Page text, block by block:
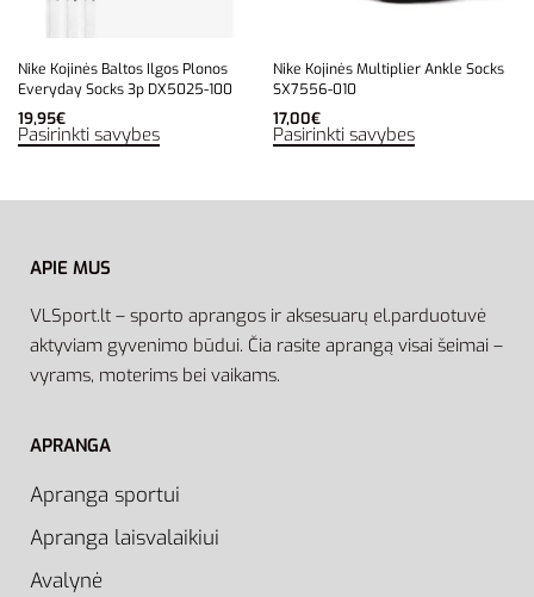
Nike Kojinės Baltos Ilgos Plonos
Everyday Socks 3p DX5025-100
19,95€
Pasirinkti savybes
Nike Kojinės Multiplier Ankle Socks
SX7556-010
17,00€
Pasirinkti savybes
APIE MUS
VLSport.lt – sporto aprangos ir aksesuarų el.parduotuvė
aktyviam gyvenimo būdui. Čia rasite aprangą visai šeimai –
vyrams, moterims bei vaikams.
APRANGA
Apranga sportui
Apranga laisvalaikiui
Avalynė